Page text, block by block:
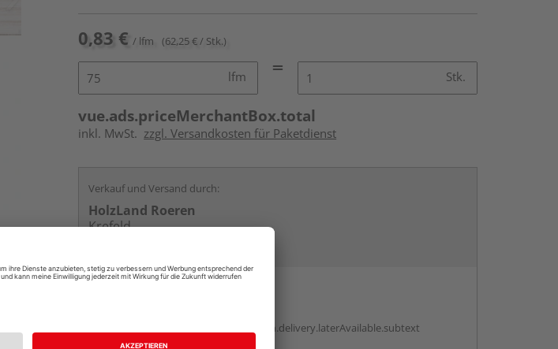
0,83 € / lfm (62,25 € / Stk.)
lfm Stk.
vue.ads.priceMerchantBox.total
inkl. MwSt. zzgl. Versandkosten für Paketdienst
Verkauf und Versand durch:
HolzLand Roeren
Krefeld
vue.ads.priceMerchantBox.option.delivery.laterAvailable.subtext